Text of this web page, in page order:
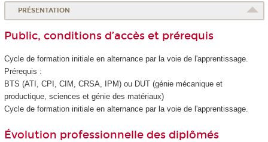
PRÉSENTATION
Public, conditions d’accès et prérequis
Cycle de formation initiale en alternancepar la voie de l'apprentissage.
Prérequis :
BTS (ATI, CPI, CIM, CRSA, IPM) ou DUT (génie mécanique et
productique, sciences et génie des matériaux)
Cycle de formation initiale en alternancepar la voie de l'apprentissage.
Évolution professionnelle des diplômés